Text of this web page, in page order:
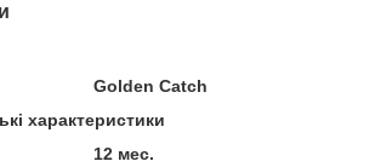
Golden Catch
характеристики
12 мес.